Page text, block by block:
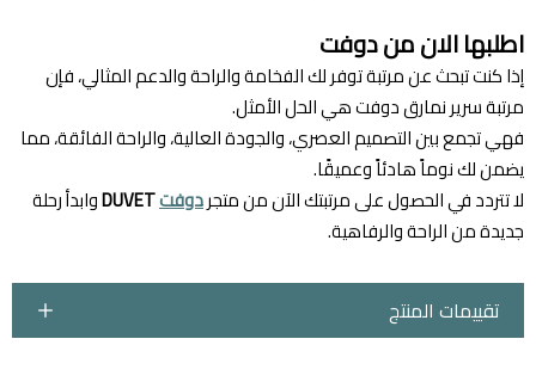
اطلبها الان من دوفت
إذا كنت تبحث عن مرتبة توفر لك الفخامة والراحة والدعم المثالي، فإن
مرتبة سرير نمارق دوفت هي الحل الأمثل.
فهي تجمع بين التصميم العصري، والجودة العالية، والراحة الفائقة، مما
يضمن لك نوماً هادئاً وعميقًا.
لا تتردد في الحصول على مرتبتك الآن من متجردوفت
وابدأ رحلة
جديدة من الراحة والرفاهية.
تقييمات المنتج